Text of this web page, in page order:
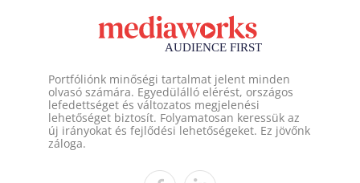
Portfóliónk minőségi tartalmat jelent minden
olvasó számára. Egyedülálló elérést, országos
lefedettséget és változatos megjelenési
lehetőséget biztosít. Folyamatosan keressük az
új irányokat és fejlődési lehetőségeket. Ez jövőnk
záloga.